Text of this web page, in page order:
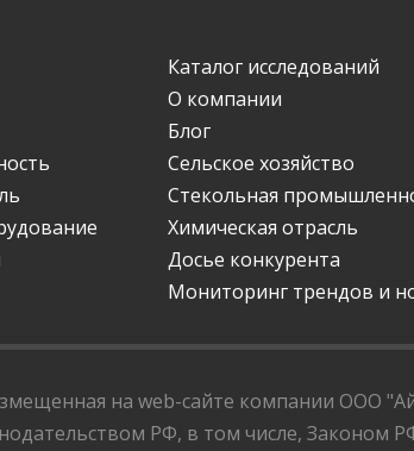
Каталог исследований
О компании
Блог
Сельское хозяйство
Стекольная
Химическая отрасль
Досье конкурента
Мониторинг трендов и
на web-сайте компании ООО
РФ, в том числе, Законом